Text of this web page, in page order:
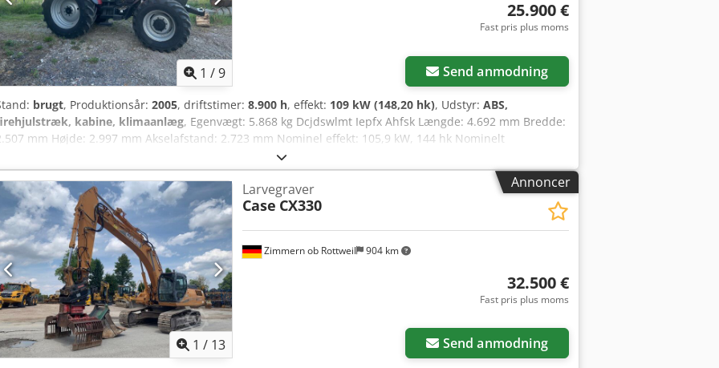
1 /9
25.900 €
Fast pris plus moms
Send anmodning
brugt, Produktionsår: 2005, driftstimer: 8.900 h, effekt: 109 kW (148,20 hk), Udstyr: ABS,
kabine, klimaanlæg, Egenvægt: 5.868 kg Dcjdswlmt Iepfx Ahfsk Længde: 4.692 mm Bredde:
mm Højde: 2.997 mm Akselafstand: 2.723 mm Nominel effekt: 105,9 kW, 144 hk Nominelt
omdrejningstal: 2.200/min Antal cylindre: 6 Slagvolumen: 7.480 cm³ Momentstigning: 51,3 Firehjulstræk
Annoncer
1 / 13
Zimmern ob Rottweil 904 km
Larvegraver
Case CX330
32.500 €
Fast pris plus moms
Send anmodning